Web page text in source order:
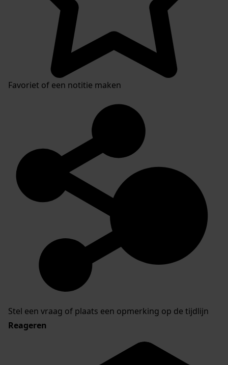
Favoriet of een notitie maken
Stel een vraag of plaats een opmerking op de tijdlijn
Reageren